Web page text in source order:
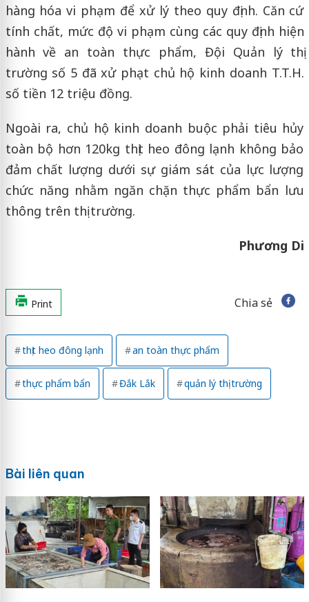
hàng hóa vi phạm để xử lý theo quy định. Căn cứ
tính chất, mức độ vi phạm cùng các quy định hiện
hành về an toàn thực phẩm, Đội Quản lý thị
trường số 5 đã xử phạt chủ hộ kinh doanh T.T.H.
số tiền 12 triệu đồng.
Ngoài ra, chủ hộ kinh doanh buộc phải tiêu hủy
toàn bộ hơn 120kg thịt heo đông lạnh không bảo
đảm chất lượng dưới sự giám sát của lực lượng
chức năng nhằm ngăn chặn thực phẩm bẩn lưu
thông trên thị trường.
Phương Di
Print Chia sẻ
thịt heo đông lạnh an toàn thực phẩm
thực phẩm bẩn Đắk Lắk quản lý thị trường
Bài liên quan